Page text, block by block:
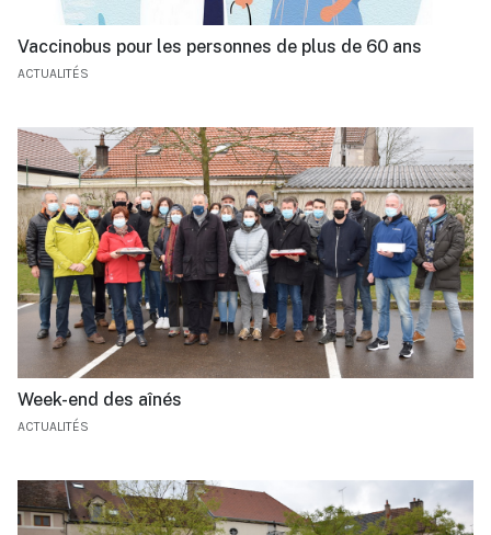
Vaccinobus pour les personnes de plus de 60 ans
ACTUALITÉS
Week-end des aînés
ACTUALITÉS